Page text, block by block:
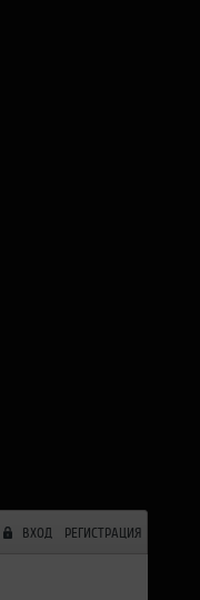
ВХОД РЕГИСТРАЦИЯ